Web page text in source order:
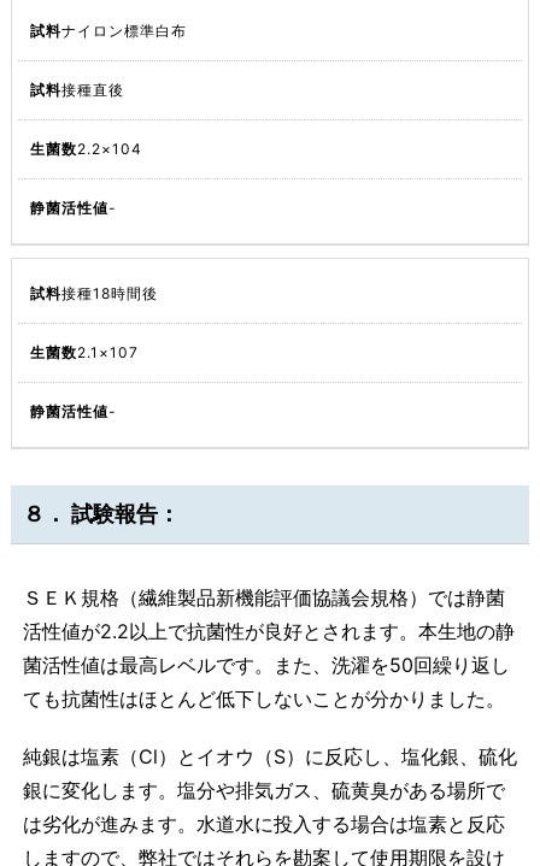
ナイロン標準白布
接種直後
2.2×104
-
接種18時間後
2.1×107
-
８． 試験報告：
ＳＥＫ規格（繊維製品新機能評価協議会規格）では静菌
活性値が2.2以上で抗菌性が良好とされます。本生地の静
菌活性値は最高レベルです。また、洗濯を50回繰り返し
ても抗菌性はほとんど低下しないことが分かりました。
純銀は塩素（Cl）とイオウ（S）に反応し、塩化銀、硫化
銀に変化します。塩分や排気ガス、硫黄臭がある場所で
は劣化が進みます。水道水に投入する場合は塩素と反応
しますので、弊社ではそれらを勘案して使用期限を設け